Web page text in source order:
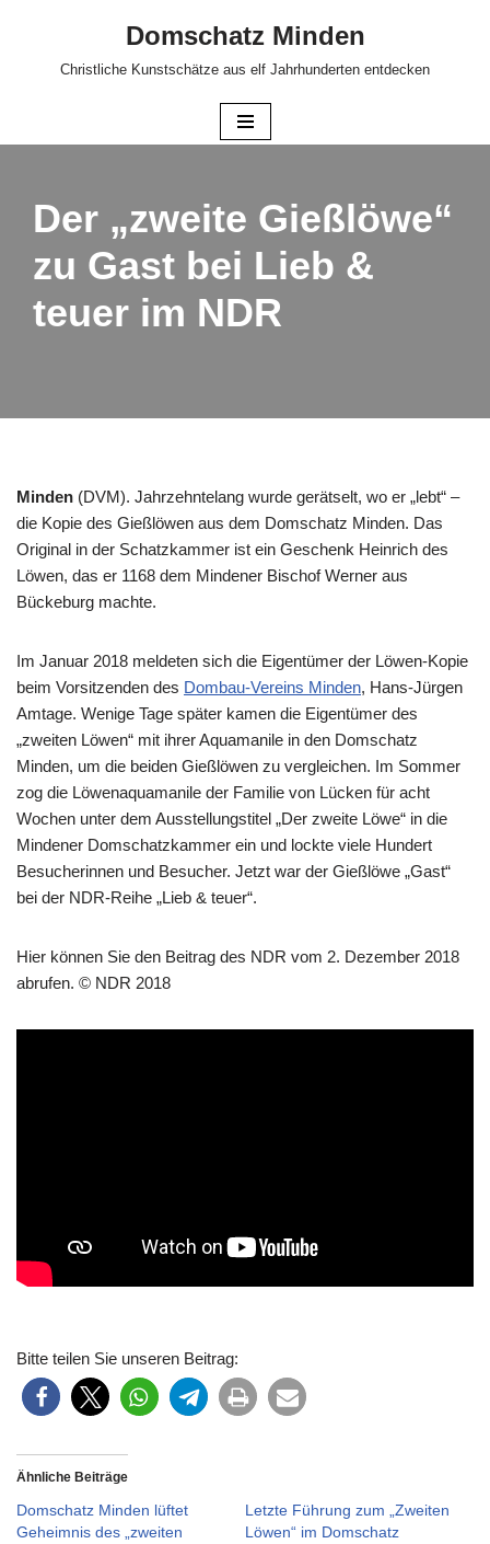
Domschatz Minden
Christliche Kunstschätze aus elf Jahrhunderten entdecken
Der „zweite Gießlöwe“
zu Gast bei Lieb &
teuer im NDR
Minden (DVM). Jahrzehntelang wurde gerätselt, wo er „lebt“ –
die Kopie des Gießlöwen aus dem Domschatz Minden. Das
Original in der Schatzkammer ist ein Geschenk Heinrich des
Löwen, das er 1168 dem Mindener Bischof Werner aus
Bückeburg machte.
Im Januar 2018 meldeten sich die Eigentümer der Löwen-Kopie
beim Vorsitzenden des Dombau-Vereins Minden, Hans-Jürgen
Amtage. Wenige Tage später kamen die Eigentümer des
„zweiten Löwen“ mit ihrer Aquamanile in den Domschatz
Minden, um die beiden Gießlöwen zu vergleichen. Im Sommer
zog die Löwenaquamanile der Familie von Lücken für acht
Wochen unter dem Ausstellungstitel „Der zweite Löwe“ in die
Mindener Domschatzkammer ein und lockte viele Hundert
Besucherinnen und Besucher. Jetzt war der Gießlöwe „Gast“
bei der NDR-Reihe „Lieb & teuer“.
Hier können Sie den Beitrag des NDR vom 2. Dezember 2018
abrufen. © NDR 2018
Bitte teilen Sie unseren Beitrag:
Ähnliche Beiträge
Domschatz Minden lüftet
Geheimnis des „zweiten
Letzte Führung zum „Zweiten
Löwen“ im Domschatz